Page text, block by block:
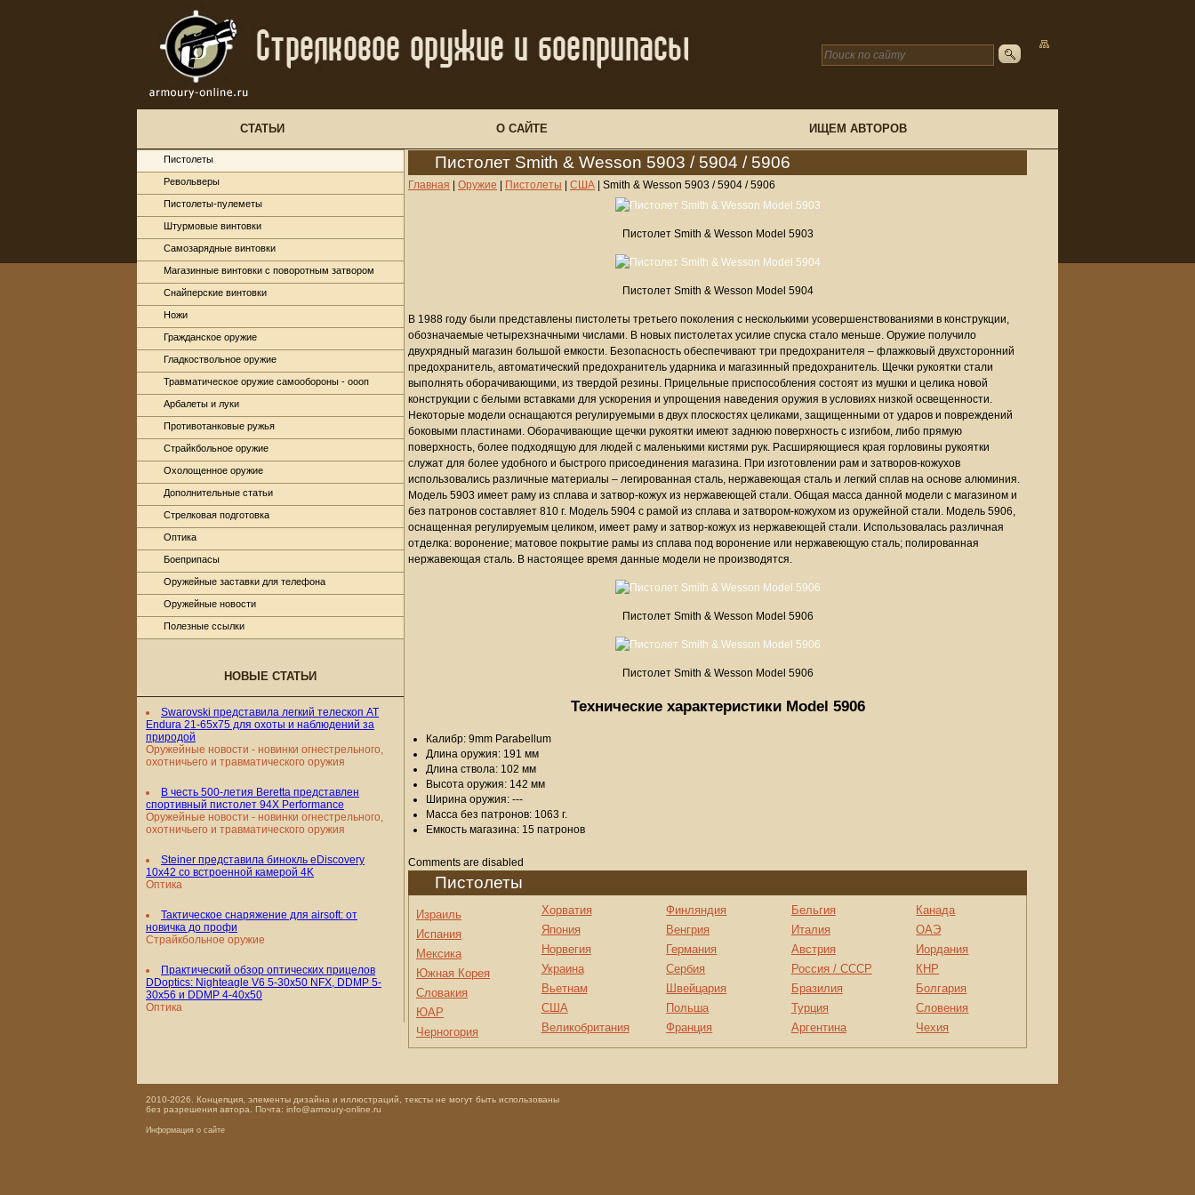
СТАТЬИ О САЙТЕ ИЩЕМ АВТОРОВ
Пистолет Smith & Wesson 5903 / 5904 / 5906
Главная Оружие Пистолеты США Smith & Wesson 5903 / 5904 / 5906
Пистолет Smith & Wesson Model 5903
Пистолет Smith & Wesson Model 5904
В 1988 году были представлены пистолеты третьего поколения с несколькими усовершенствованиями в конструкции,
обозначаемые четырехзначными числами. В новых пистолетах усилие спуска стало меньше. Оружие получило
двухрядный магазин большой емкости. Безопасность обеспечивают три предохранителя – флажковый двухсторонний
предохранитель, автоматический предохранитель ударника и магазинный предохранитель. Щечки рукоятки стали
выполнять оборачивающими, из твердой резины. Прицельные приспособления состоят из мушки и целика новой
конструкции с белыми вставками для ускорения и упрощения наведения оружия в условиях низкой освещенности.
Некоторые модели оснащаются регулируемыми в двух плоскостях целиками, защищенными от ударов и повреждений
боковыми пластинами. Оборачивающие щечки рукоятки имеют заднюю поверхность с изгибом, либо прямую
поверхность, более подходящую для людей с маленькими кистями рук. Расширяющиеся края горловины рукоятки
служат для более удобного и быстрого присоединения магазина. При изготовлении рам и затворов-кожухов
использовались различные материалы – легированная сталь, нержавеющая сталь и легкий сплав на основе алюминия.
Модель 5903 имеет раму из сплава и затвор-кожух из нержавеющей стали. Общая масса данной модели с магазином и
без патронов составляет 810 г. Модель 5904 с рамой из сплава и затвором-кожухом из оружейной стали. Модель 5906,
оснащенная регулируемым целиком, имеет раму и затвор-кожух из нержавеющей стали. Использовалась различная
отделка: воронение; матовое покрытие рамы из сплава под воронение или нержавеющую сталь; полированная
нержавеющая сталь. В настоящее время данные модели не производятся.
Пистолет Smith & Wesson Model 5906
Пистолет Smith & Wesson Model 5906
Технические характеристики Model 5906
Калибр: 9mm Parabellum
Длина оружия: 191 мм
Длина ствола: 102 мм
Высота оружия: 142 мм
Ширина оружия: ---
Масса без патронов: 1063 г.
Емкость магазина: 15 патронов
Comments are disabled
Пистолеты
Израиль
Испания
Мексика
Южная Корея
Словакия
ЮАР
Черногория
Хорватия
Япония
Норвегия
Украина
Вьетнам
США
Великобритания
Финляндия
Венгрия
Германия
Сербия
Швейцария
Польша
Франция
Бельгия
Италия
Австрия
Россия / СССР
Бразилия
Турция
Аргентина
Канада
ОАЭ
Иордания
КНР
Болгария
Словения
Чехия
Пистолеты
Револьверы
Пистолеты-пулеметы
Штурмовые винтовки
Самозарядные винтовки
Магазинные винтовки с поворотным затвором
Снайперские винтовки
Ножи
Гражданское оружие
Гладкоствольное оружие
Травматическое оружие самообороны - оооп
Арбалеты и луки
Противотанковые ружья
Страйкбольное оружие
Охолощенное оружие
Дополнительные статьи
Стрелковая подготовка
Оптика
Боеприпасы
Оружейные заставки для телефона
Оружейные новости
Полезные ссылки
НОВЫЕ СТАТЬИ
Swarovski представила легкий телескоп AT
Endura 21-65x75 для охоты и наблюдений за
природой
Оружейные новости - новинки огнестрельного,
охотничьего и травматического оружия
В честь 500-летия Beretta представлен
спортивный пистолет 94X Performance
Оружейные новости - новинки огнестрельного,
охотничьего и травматического оружия
Steiner представила бинокль eDiscovery
10x42 со встроенной камерой 4K
Оптика
Тактическое снаряжение для airsoft: от
новичка до профи
Страйкбольное оружие
Практический обзор оптических прицелов
DDoptics: Nighteagle V6 5-30x50 NFX, DDMP 5-
30x56 и DDMP 4-40x50
Оптика
2010-2026. Концепция, элементы дизайна и иллюстраций, тексты не могут быть использованы
без разрешения автора. Почта: info@armoury-online.ru
Информация о сайте